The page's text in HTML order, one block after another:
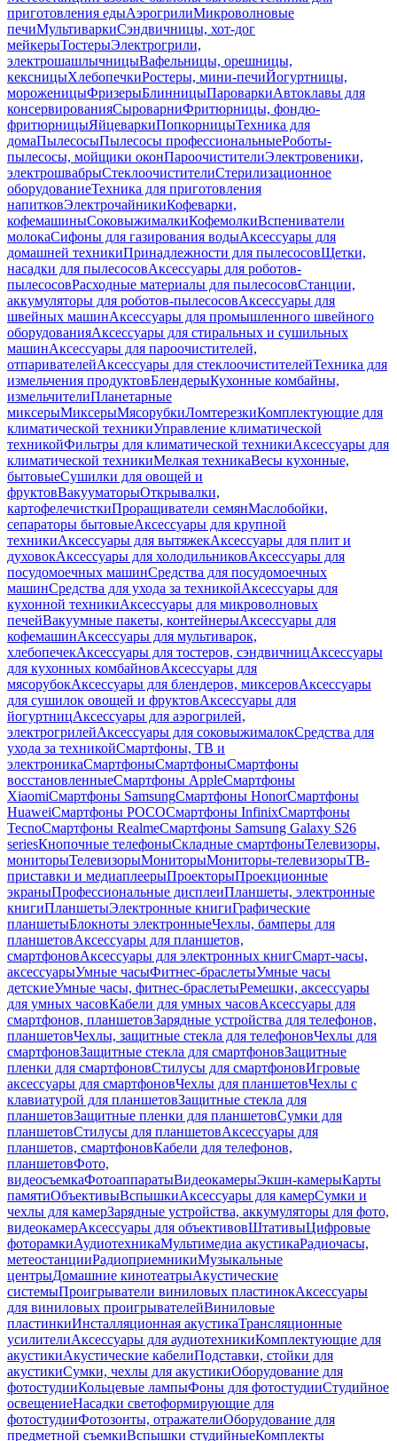
приготовления едыАэрогрилиМикроволновые
печиМультиваркиСэндвичницы, хот-дог
мейкерыТостерыЭлектрогрили,
электрошашлычницыВафельницы, орешницы,
кексницыХлебопечкиРостеры, мини-печиЙогуртницы,
мороженицыФризерыБлинницыПароваркиАвтоклавы для
консервированияСыроварниФритюрницы, фондю-
фритюрницыЯйцеваркиПопкорницыТехника для
домаПылесосыПылесосы профессиональныеРоботы-
пылесосы, мойщики оконПароочистителиЭлектровеники,
электрошвабрыСтеклоочистителиСтерилизационное
оборудованиеТехника для приготовления
напитковЭлектрочайникиКофеварки,
кофемашиныСоковыжималкиКофемолкиВспениватели
молокаСифоны для газирования водыАксессуары для
домашней техникиПринадлежности для пылесосовЩетки,
насадки для пылесосовАксессуары для роботов-
пылесосовРасходные материалы для пылесосовСтанции,
аккумуляторы для роботов-пылесосовАксессуары для
швейных машинАксессуары для промышленного швейного
оборудованияАксессуары для стиральных и сушильных
машинАксессуары для пароочистителей,
отпаривателейАксессуары для стеклоочистителейТехника для
измельчения продуктовБлендерыКухонные комбайны,
измельчителиПланетарные
миксерыМиксерыМясорубкиЛомтерезкиКомплектующие для
климатической техникиУправление климатической
техникойФильтры для климатической техникиАксессуары для
климатической техникиМелкая техникаВесы кухонные,
бытовыеСушилки для овощей и
фруктовВакууматорыОткрывалки,
картофелечисткиПроращиватели семянМаслобойки,
сепараторы бытовыеАксессуары для крупной
техникиАксессуары для вытяжекАксессуары для плит и
духовокАксессуары для холодильниковАксессуары для
посудомоечных машинСредства для посудомоечных
машинСредства для ухода за техникойАксессуары для
кухонной техникиАксессуары для микроволновых
печейВакуумные пакеты, контейнерыАксессуары для
кофемашинАксессуары для мультиварок,
хлебопечекАксессуары для тостеров, сэндвичницАксессуары
для кухонных комбайновАксессуары для
мясорубокАксессуары для блендеров, миксеровАксессуары
для сушилок овощей и фруктовАксессуары для
йогуртницАксессуары для аэрогрилей,
электрогрилейАксессуары для соковыжималокСредства для
ухода за техникойСмартфоны, ТВ и
электроникаСмартфоныСмартфоныСмартфоны
восстановленныеСмартфоны AppleСмартфоны
XiaomiСмартфоны SamsungСмартфоны HonorСмартфоны
HuaweiСмартфоны POCOСмартфоны InfinixСмартфоны
TecnoСмартфоны RealmeСмартфоны Samsung Galaxy S26
seriesКнопочные телефоныСкладные смартфоныТелевизоры,
мониторыТелевизорыМониторыМониторы-телевизорыТВ-
приставки и медиаплеерыПроекторыПроекционные
экраныПрофессиональные дисплеиПланшеты, электронные
книгиПланшетыЭлектронные книгиГрафические
планшетыБлокноты электронныеЧехлы, бамперы для
планшетовАксессуары для планшетов,
смартфоновАксессуары для электронных книгСмарт-часы,
аксессуарыУмные часыФитнес-браслетыУмные часы
детскиеУмные часы, фитнес-браслетыРемешки, аксессуары
для умных часовКабели для умных часовАксессуары для
смартфонов, планшетовЗарядные устройства для телефонов,
планшетовЧехлы, защитные стекла для телефоновЧехлы для
смартфоновЗащитные стекла для смартфоновЗащитные
пленки для смартфоновСтилусы для смартфоновИгровые
аксессуары для смартфоновЧехлы для планшетовЧехлы с
клавиатурой для планшетовЗащитные стекла для
планшетовЗащитные пленки для планшетовСумки для
планшетовСтилусы для планшетовАксессуары для
планшетов, смартфоновКабели для телефонов,
планшетовФото,
видеосъемкаФотоаппаратыВидеокамерыЭкшн-камерыКарты
памятиОбъективыВспышкиАксессуары для камерСумки и
чехлы для камерЗарядные устройства, аккумуляторы для фото,
видеокамерАксессуары для объективовШтативыЦифровые
фоторамкиАудиотехникаМультимедиа акустикаРадиочасы,
метеостанцииРадиоприемникиМузыкальные
центрыДомашние кинотеатрыАкустические
системыПроигрыватели виниловых пластинокАксессуары
для виниловых проигрывателейВиниловые
пластинкиИнсталляционная акустикаТрансляционные
усилителиАксессуары для аудиотехникиКомплектующие для
акустикиАкустические кабелиПодставки, стойки для
акустикиСумки, чехлы для акустикиОборудование для
фотостудииКольцевые лампыФоны для фотостудииСтудийное
освещениеНасадки светоформирующие для
фотостудииФотозонты, отражателиОборудование для
предметной съемкиВспышки студийныеКомплекты